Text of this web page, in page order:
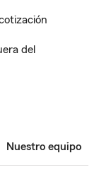
del
Nuestro equipo